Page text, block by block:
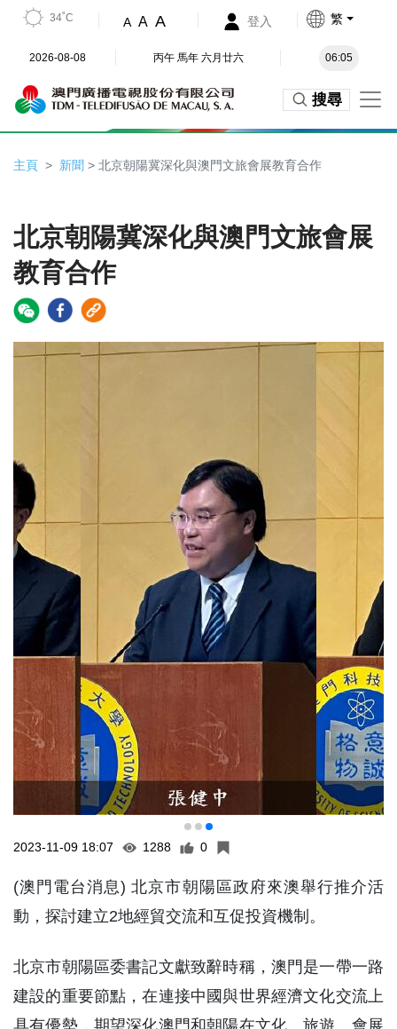
34˚C A A A 登入 繁
2026-08-08 丙午 馬年 六月廿六 06:05
搜尋
主頁 新聞 > 北京朝陽冀深化與澳門文旅會展教育合作
北京朝陽冀深化與澳門文旅會展
教育合作
2023-11-09 18:07 1288 0
(澳門電台消息) 北京市朝陽區政府來澳舉行推介活
動，探討建立2地經貿交流和互促投資機制。
北京市朝陽區委書記文獻致辭時稱，澳門是一帶一路
建設的重要節點，在連接中國與世界經濟文化交流上
具有優勢，期望深化澳門和朝陽在文化、旅遊、會展